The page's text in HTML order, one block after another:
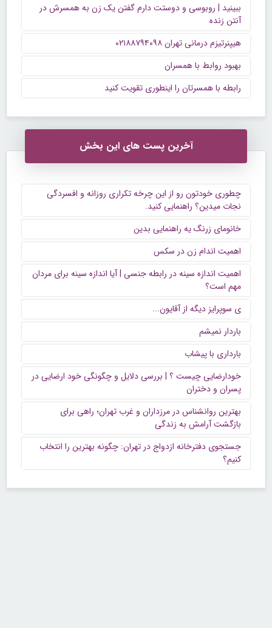
ببینید | روبوسی و دوستت دارم گفتن یک زن به همسرش در
آنتن زنده
هیپنرتیزم درمانی تهران ۰۲۱۸۸۷۹۴۰۹۸
بهبود روابط با همسران
رابطه با همسرتان را اینطوری تقویت کنید
آخرین پست های این بخش
چطوری خودتون رو از این چرخه تکراری روزانه و افسردگی
نجات میدین؟ راهنمایی کنید.
خانومای زرنگ یه راهنمایی بدین
اهمیت اندام زن در سکس
اهمیت اندازه سینه در رابطه جنسی | آیا اندازه سینه برای مردان
مهم است؟
ی سوپرایز دیگه از آقایون...
باردار نمیشم
بارداری با پیشاب
خودارضایی چیست ؟ | بررسی دلایل و چگونگی خود ارضایی در
پسران و دختران
بهترین روانشناس در مرزداران و غرب تهران؛ راهی برای
بازگشت آرامش به زندگی
جستجوی دفترخانه ازدواج در تهران: چگونه بهترین را انتخاب
کنیم؟